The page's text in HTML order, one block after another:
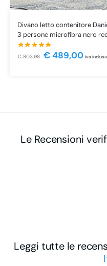
Divano letto contenitore
3 persone microfibra nero
€803,98 €489,00 iva inclusa
Le Recensioni
Leggi tutte le